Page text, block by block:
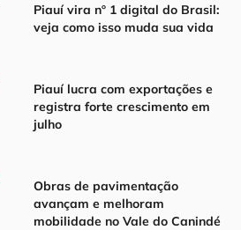
Piauí vira nº 1 digital do Brasil:
veja como isso muda sua vida
Piauí lucra com exportações e
registra forte crescimento em
julho
Obras de pavimentação
avançam e melhoram
mobilidade no Vale do Canindé